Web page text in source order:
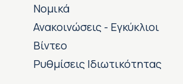
Νομικά
Ανακοινώσεις - Εγκύκλιοι
Βίντεο
Ρυθμίσεις Ιδιωτικότητας